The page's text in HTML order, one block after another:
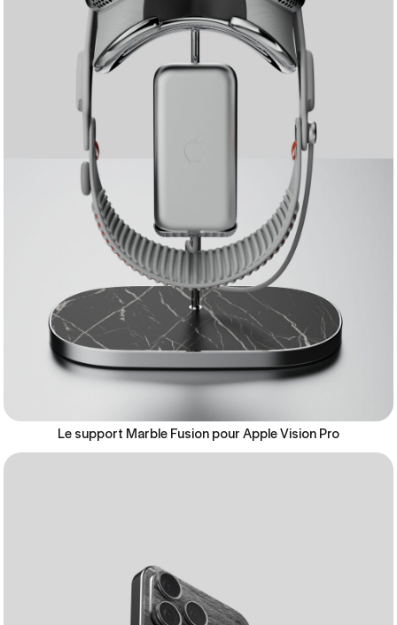
Le support Marble Fusion pour Apple Vision Pro